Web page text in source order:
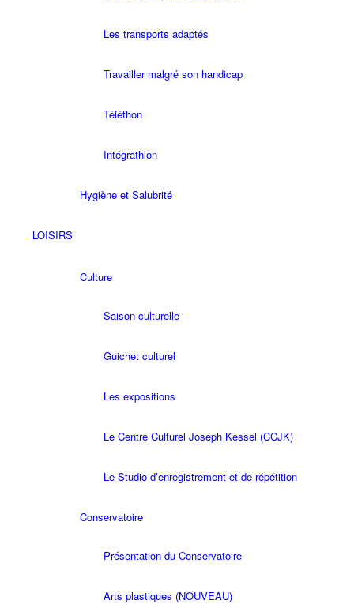
Les transports adaptés
Travailler malgré son handicap
Téléthon
Intégrathlon
Hygiène et Salubrité
LOISIRS
Culture
Saison culturelle
Guichet culturel
Les expositions
Le Centre Culturel Joseph Kessel (CCJK)
Le Studio d’enregistrement et de répétition
Conservatoire
Présentation du Conservatoire
Arts plastiques (NOUVEAU)